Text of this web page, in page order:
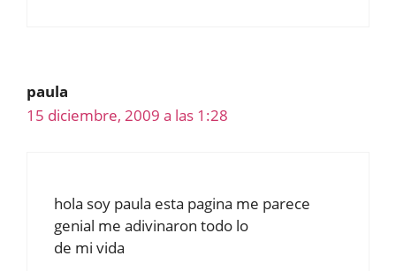
paula
15 diciembre, 2009 a las 1:28
hola soy paula esta pagina me parece
genial me adivinaron todo lo
de mi vida